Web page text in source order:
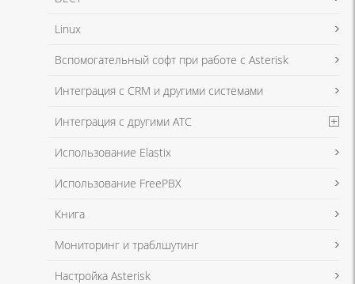
Я даю согласие на обработку моих персональных данных для связи
в соответствии сПолитикой в отношении обработки персональных
Я даю согласие на обработку моих персональных данных для связи
в соответствии с Политикой в отношении обработки персональных
Linux
Вспомогательный софт при работе с Asterisk
Интеграция с CRM и другими системами
Интеграция с другими АТС
Использование Elastix
Использование FreePBX
Книга
Мониторинг и траблшутинг
Настройка Asterisk